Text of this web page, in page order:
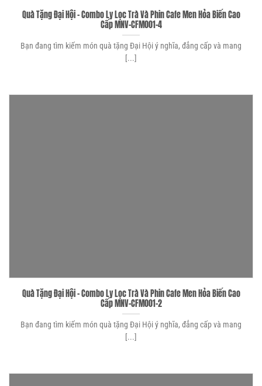
Quà Tặng Đại Hội – Combo Ly Lọc Trà Và Phin Cafe Men Hỏa Biến Cao
Cấp MNV-CFM001-4
Bạn đang tìm kiếm món quà tặng Đại Hội ý nghĩa, đẳng cấp và mang
[...]
Quà Tặng Đại Hội – Combo Ly Lọc Trà Và Phin Cafe Men Hỏa Biến Cao
Cấp MNV-CFM001-2
Bạn đang tìm kiếm món quà tặng Đại Hội ý nghĩa, đẳng cấp và mang
[...]